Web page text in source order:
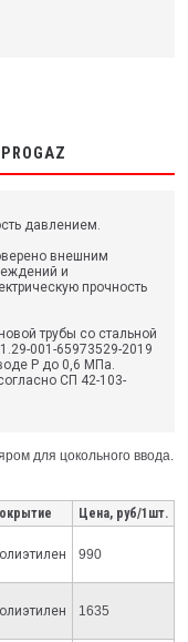
давлением.
внешним
и
прочность
трубы со стальной
001-65973529-2019
Р до 0,6 МПа.
СП 42-103-
для цокольного ввода.
Цена, руб/1шт.
990
1635